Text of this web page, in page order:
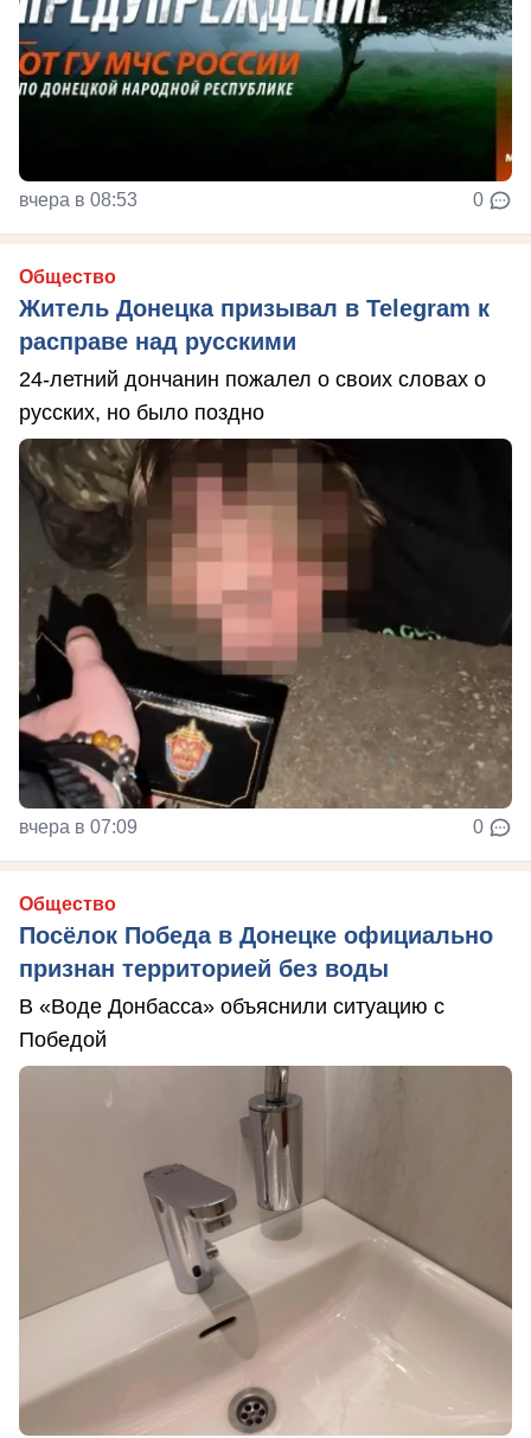
вчера в 08:53 0
Общество
Житель Донецка призывал в Telegram к
расправе над русскими
24-летний дончанин пожалел о своих словах о
русских, но было поздно
вчера в 07:09 0
Общество
Посёлок Победа в Донецке официально
признан территорией без воды
В «Воде Донбасса» объяснили ситуацию с
Победой